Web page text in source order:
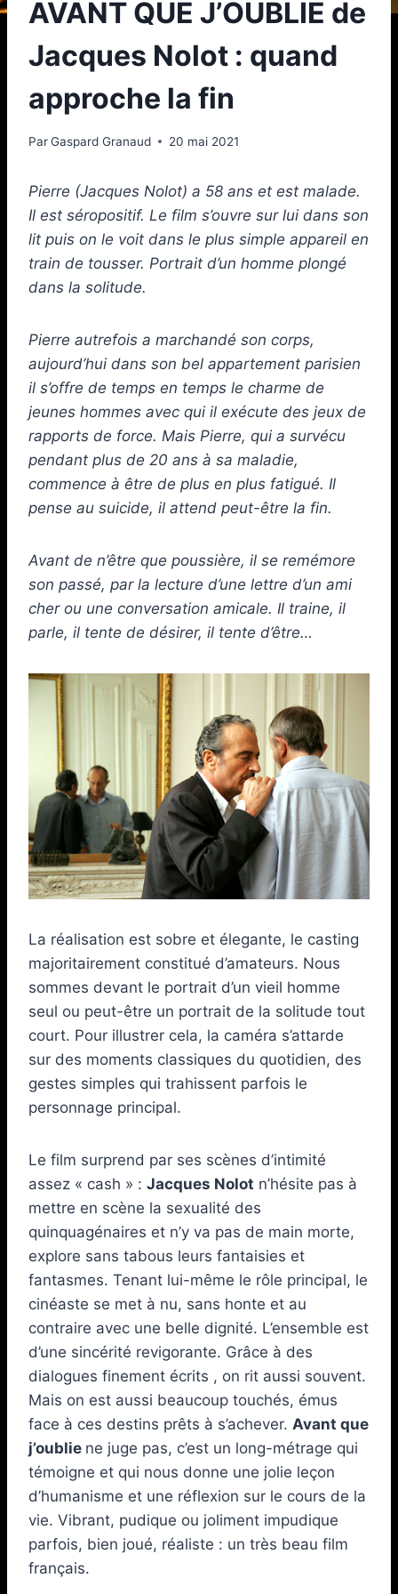
AVANT QUE J’OUBLIE de
Jacques Nolot : quand
approche la fin
ParGaspard Granaud 20 mai 2021
Pierre (Jacques Nolot) a 58 ans et est malade.
Il est séropositif. Le film s’ouvre sur lui dans son
lit puis on le voit dans le plus simple appareil en
train de tousser. Portrait d’un homme plongé
dans la solitude.
Pierre autrefois a marchandé son corps,
aujourd’hui dans son bel appartement parisien
il s’offre de temps en temps le charme de
jeunes hommes avec qui il exécute des jeux de
rapports de force. Mais Pierre, qui a survécu
pendant plus de 20 ans à sa maladie,
commence à être de plus en plus fatigué. Il
pense au suicide, il attend peut-être la fin.
Avant de n’être que poussière, il se remémore
son passé, par la lecture d’une lettre d’un ami
cher ou une conversation amicale. Il traine, il
parle, il tente de désirer, il tente d’être…
La réalisation est sobre et élegante, le casting
majoritairement constitué d’amateurs. Nous
sommes devant le portrait d’un vieil homme
seul ou peut-être un portrait de la solitude tout
court. Pour illustrer cela, la caméra s’attarde
sur des moments classiques du quotidien, des
gestes simples qui trahissent parfois le
personnage principal.
Le film surprend par ses scènes d’intimité
assez « cash » : Jacques Nolot n’hésite pas à
mettre en scène la sexualité des
quinquagénaires et n’y va pas de main morte,
explore sans tabous leurs fantaisies et
fantasmes. Tenant lui-même le rôle principal, le
cinéaste se met à nu, sans honte et au
contraire avec une belle dignité. L’ensemble est
d’une sincérité revigorante. Grâce à des
dialogues finement écrits , on rit aussi souvent.
Mais on est aussi beaucoup touchés, émus
face à ces destins prêts à s’achever. Avant que
j’oublie ne juge pas, c’est un long-métrage qui
témoigne et qui nous donne une jolie leçon
d’humanisme et une réflexion sur le cours de la
vie. Vibrant, pudique ou joliment impudique
parfois, bien joué, réaliste : un très beau film
français.